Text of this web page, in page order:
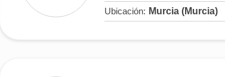
Ubicación: Murcia (Murcia)